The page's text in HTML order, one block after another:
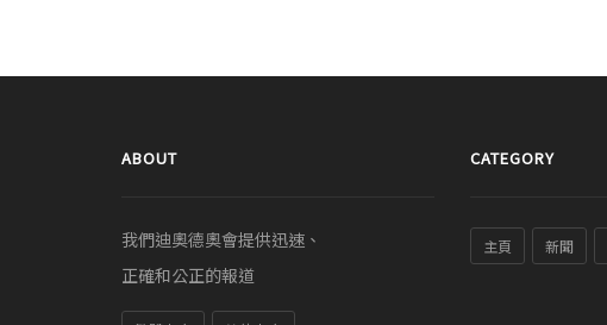
ABOUT
我們迪奧德奧會提供迅速、
正確和公正的報道
CATEGORY
主頁 新聞